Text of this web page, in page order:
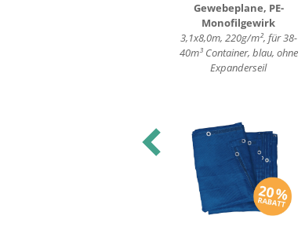
Previous
Gewebeplane, PE-
Monofilgewirk
3,1x8,0m, 220g/m², für 38-
40m³ Container, blau, ohne
Expanderseil